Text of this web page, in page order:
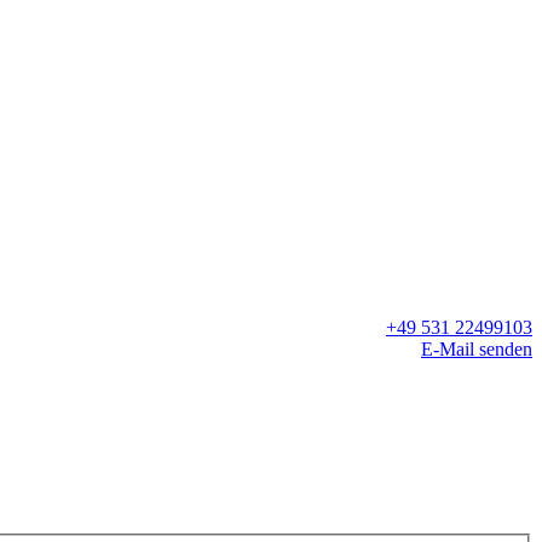
+49 531 22499103
E-Mail senden